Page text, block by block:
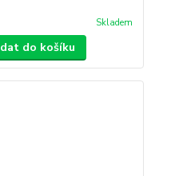
Skladem
do košíku